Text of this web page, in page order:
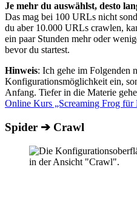
Je mehr du auswählst, desto
Das mag bei 100 URLs nicht
du aber 10.000 URLs crawlen,
ein paar Stunden mehr oder
bevor du startest.
Hinweis: Ich gehe im Folgenden
Konfigurationsmöglichkeit ein,
Anfang. Tiefer in die Materie
Online Kurs „Screaming Frog für
Spider ➔ Crawl